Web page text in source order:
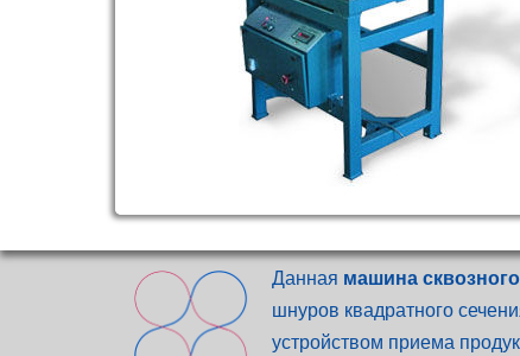
Данная машина
шнуров квадратного
устройством приема